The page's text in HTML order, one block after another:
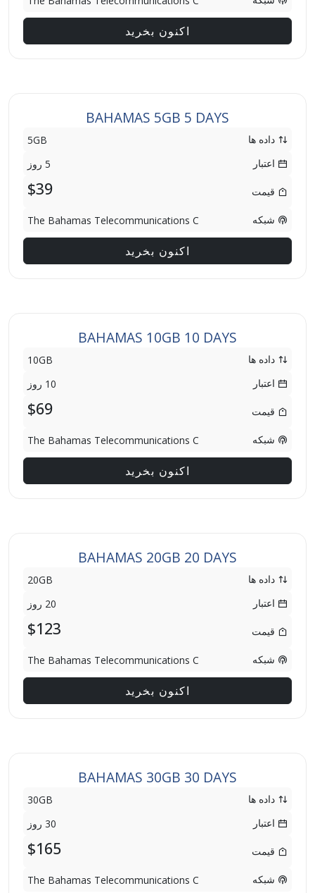
اکنون بخرید
BAHAMAS 5GB 5 DAYS
داده ها
5GB
اعتبار
5 روز
قیمت $39
شبکه The Bahamas Telecommunications C
اکنون بخرید
BAHAMAS 10GB 10 DAYS
داده ها
10GB
اعتبار
10 روز
قیمت $69
شبکه The Bahamas Telecommunications C
اکنون بخرید
BAHAMAS 20GB 20 DAYS
داده ها
20GB
اعتبار
20 روز
قیمت $123
شبکه The Bahamas Telecommunications C
اکنون بخرید
BAHAMAS 30GB 30 DAYS
داده ها
30GB
اعتبار
30 روز
قیمت $165
شبکه The Bahamas Telecommunications C